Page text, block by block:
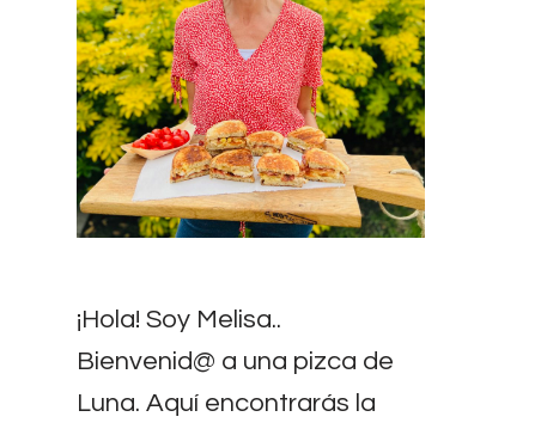
¡Hola! Soy Melisa..
Bienvenid@ a una pizca de
Luna. Aquí encontrarás la